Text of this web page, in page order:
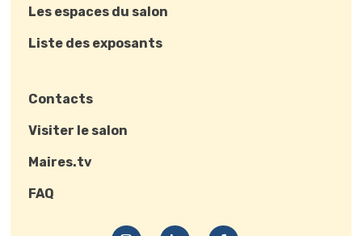
Les espaces du salon
Liste des exposants
Contacts
Visiter le salon
Maires.tv
FAQ